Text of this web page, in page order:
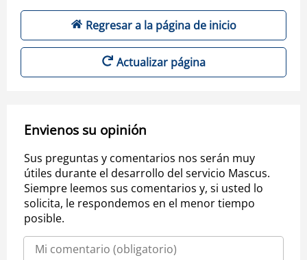
Regresar a la página de inicio
Actualizar página
Envienos su opinión
Sus preguntas y comentarios nos serán muy
útiles durante el desarrollo del servicio Mascus.
Siempre leemos sus comentarios y, si usted lo
solicita, le respondemos en el menor tiempo
posible.